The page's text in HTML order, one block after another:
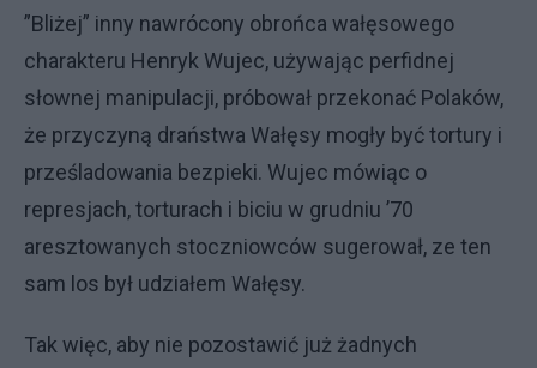
”Bliżej” inny nawrócony obrońca wałęsowego
charakteru Henryk Wujec, używając perfidnej
słownej manipulacji, próbował przekonać Polaków,
że przyczyną draństwa Wałęsy mogły być tortury i
prześladowania bezpieki. Wujec mówiąc o
represjach, torturach i biciu w grudniu ’70
aresztowanych stoczniowców sugerował, ze ten
sam los był udziałem Wałęsy.
Tak więc, aby nie pozostawić już żadnych